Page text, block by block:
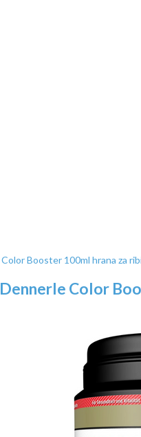
Dennerle Color